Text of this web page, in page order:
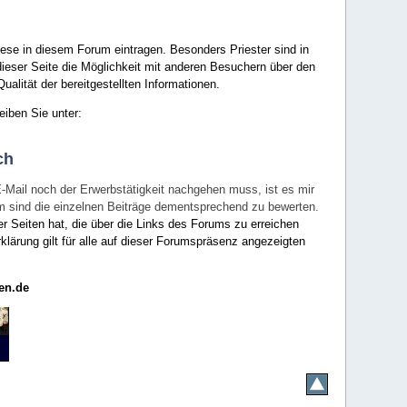
in diesem Forum eintragen. Besonders Priester sind in
Seite die Möglichkeit mit anderen Besuchern über den
der bereitgestellten Informationen.
Sie unter:
noch der Erwerbstätigkeit nachgehen muss, ist es mir
die einzelnen Beiträge dementsprechend zu bewerten.
Seiten hat, die über die Links des Forums zu erreichen
gilt für alle auf dieser Forumspräsenz angezeigten